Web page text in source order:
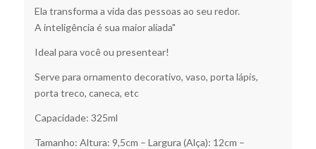
Ela transforma a vida das pessoas ao seu redor.
A inteligência é sua maior aliada"
Ideal para você ou presentear!
Serve para ornamento decorativo, vaso, porta lápis,
porta treco, caneca, etc
Capacidade: 325ml
Tamanho: Altura: 9,5cm – Largura (Alça): 12cm –